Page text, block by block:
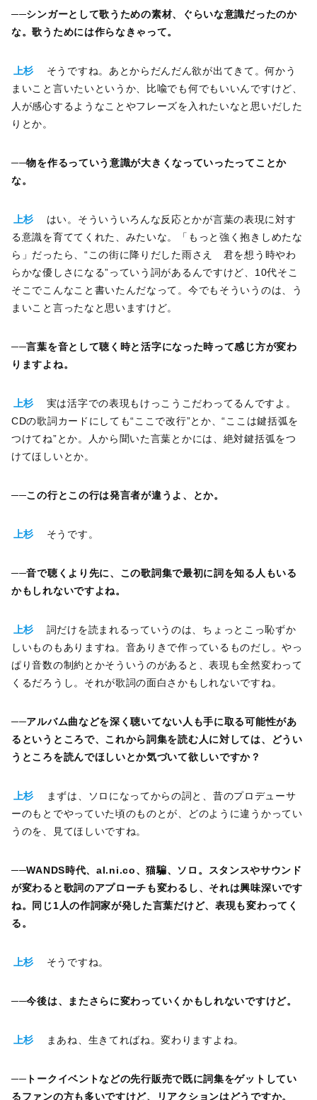
──シンガーとして歌うための素材、ぐらいな意識だったのか
な。歌うためには作らなきゃって。
上杉
そうですね。あとからだんだん欲が出てきて。何かう
まいこと言いたいというか、比喩でも何でもいいんですけど、
人が感心するようなことやフレーズを入れたいなと思いだした
りとか。
──物を作るっていう意識が大きくなっていったってことか
な。
上杉
はい。そういういろんな反応とかが言葉の表現に対す
る意識を育ててくれた、みたいな。「もっと強く抱きしめたな
ら」だったら、“この街に降りだした雨さえ 君を想う時やわ
らかな優しさになる”っていう詞があるんですけど、10代そこ
そこでこんなこと書いたんだなって。今でもそういうのは、う
まいこと言ったなと思いますけど。
──言葉を音として聴く時と活字になった時って感じ方が変わ
りますよね。
上杉
実は活字での表現もけっこうこだわってるんですよ。
CDの歌詞カードにしても“ここで改行”とか、“ここは鍵括弧を
つけてね”とか。人から聞いた言葉とかには、絶対鍵括弧をつ
けてほしいとか。
──この行とこの行は発言者が違うよ、とか。
上杉 そうです。
──音で聴くより先に、この歌詞集で最初に詞を知る人もいる
かもしれないですよね。
上杉
詞だけを読まれるっていうのは、ちょっとこっ恥ずか
しいものもありますね。音ありきで作っているものだし。やっ
ぱり音数の制約とかそういうのがあると、表現も全然変わって
くるだろうし。それが歌詞の面白さかもしれないですね。
──アルバム曲などを深く聴いてない人も手に取る可能性があ
るというところで、これから詞集を読む人に対しては、どうい
うところを読んでほしいとか気づいて欲しいですか？
上杉
まずは、ソロになってからの詞と、昔のプロデューサ
ーのもとでやっていた頃のものとが、どのように違うかってい
うのを、見てほしいですね。
──WANDS時代、al.ni.co、猫騙、ソロ。スタンスやサウンド
が変わると歌詞のアプローチも変わるし、それは興味深いです
ね。同じ1人の作詞家が発した言葉だけど、表現も変わってく
る。
上杉 そうですね。
──今後は、またさらに変わっていくかもしれないですけど。
上杉 まあね、生きてればね。変わりますよね。
── トークイベントなどの先行販売で既に詞集をゲットしてい
るファンの方も多いですけど、リアクションはどうですか。